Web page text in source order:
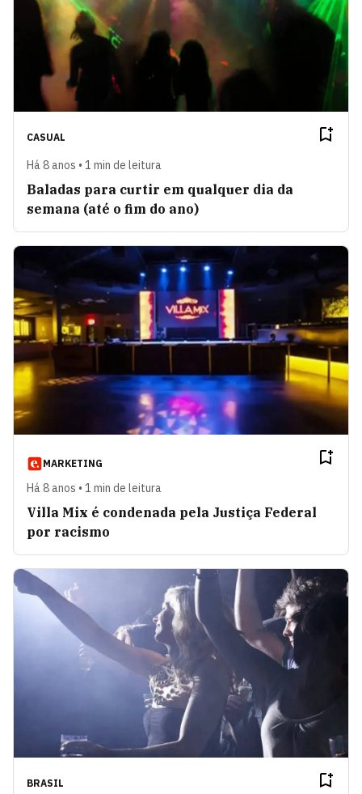
CASUAL
Há 8 anos • 1 min de leitura
Baladas para curtir em qualquer dia da
semana (até o fim do ano)
MARKETING
Há 8 anos • 1 min de leitura
Villa Mix é condenada pela Justiça Federal
por racismo
BRASIL